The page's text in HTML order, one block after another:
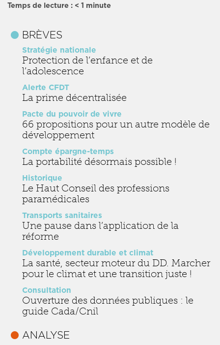
Temps de lecture : < 1 minute
BRÈVES
Stratégie nationale
Protection de l’enfance et de
l’adolescence
Alerte CFDT
La prime décentralisée
Pacte du pouvoir de vivre
66 propositions pour un autre modèle de
développement
Compte épargne-temps
La portabilité désormais possible !
Historique
Le Haut Conseil des professions
paramédicales
Transports sanitaires
Une pause dans l’application de la
réforme
Développement durable et climat
La santé, secteur moteur du DD. Marcher
pour le climat et une transition juste !
Consultation
Ouverture des données publiques : le
guide Cada/Cnil
ANALYSE